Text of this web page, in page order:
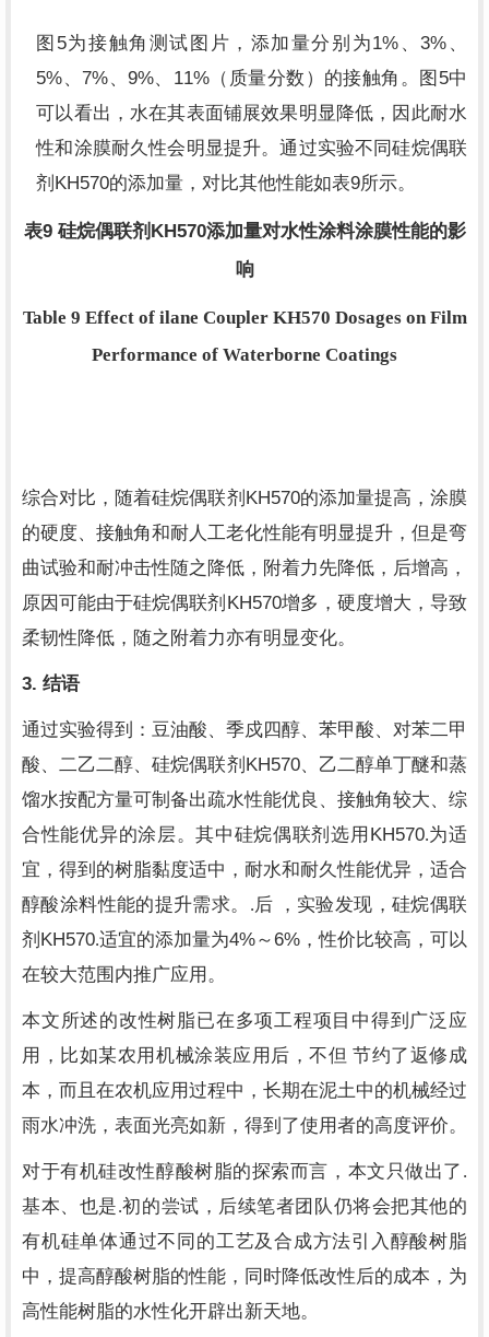
图 5为接触角测试图片，添加量分别为1% 、3% 、
5%、7%、 9%、 11%（质量分数）的接触角。图 5中
可以看出，水在其表面铺展效果明显降低，因此耐水
性和涂膜耐久性会明显提升。通过实验不同硅烷偶联
剂 KH570的添加量，对比其他性能如表9所示。
表9 硅烷偶联剂 KH570添加量对水性涂料涂膜性能的影
响
Table 9 Effect of ilane Coupler KH570 Dosages on Film
Performance of Waterborne Coatings
综合对比，随着硅烷偶联剂 KH570的添加量提高，涂膜
的硬度、接触角和耐人工老化性能有明显提升，但是弯
曲试验和耐冲击性随之降低，附着力先降低，后增高，
原因可能由于硅烷偶联剂 KH570增多，硬度增大，导致
柔韧性降低，随之附着力亦有明显变化。
3. 结语
通过实验得到：豆油酸、季戍四醇、苯甲酸、对苯二甲
酸、二乙二醇、硅烷偶联剂 KH570、乙二醇单丁醚和蒸
馏水按配方量可制备出疏水性能优良、接触角较大、综
合性能优异的涂层。其中硅烷偶联剂选用 KH570.为适
宜，得到的树脂黏度适中，耐水和耐久性能优异，适合
醇酸涂料性能的提升需求。.后 ，实验发现，硅烷偶联
剂 KH570.适宜的添加量为4%～6% ，性价比较高，可以
在较大范围内推广应用。
本文所述的改性树脂已在多项工程项目中得到广泛应
用，比如某农用机械涂装应用后，不但 节约了返修成
本，而且在农机应用过程中，长期在泥土中的机械经过
雨水冲洗，表面光亮如新，得到了使用者的高度评价。
对于有机硅改性醇酸树脂的探索而言，本文只做出了.
基本、也是.初的尝试，后续笔者团队仍将会把其他的
有机硅单体通过不同的工艺及合成方法引入醇酸树脂
中，提高醇酸树脂的性能，同时降低改性后的成本，为
高性能树脂的水性化开辟出新天地。